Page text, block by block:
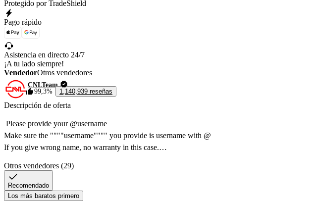
Protegido por TradeShield
Pago rápido
Asistencia en directo 24/7
¡A tu lado siempre!
VendedorOtros vendedores
CNLTeam
99,3%
1,140,939 reseñas
Descripción de oferta
Please provide your @username
Make sure the """"username"""" you provide is username with @
If you give wrong name, no warranty in this case.
Otros vendedores (29)
Recomendado
Los más baratos primero